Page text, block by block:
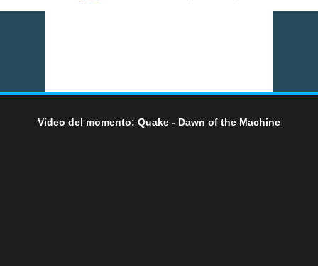
Vídeo del momento: Quake - Dawn of the Machine